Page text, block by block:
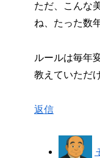
ただ、こんな
ね、たった数
ルールは毎年
教えていただ
返信